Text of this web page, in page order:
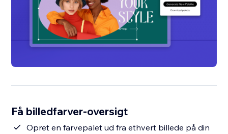
Få billedfarver-oversigt
Opret en farvepalet ud fra ethvert billede på din